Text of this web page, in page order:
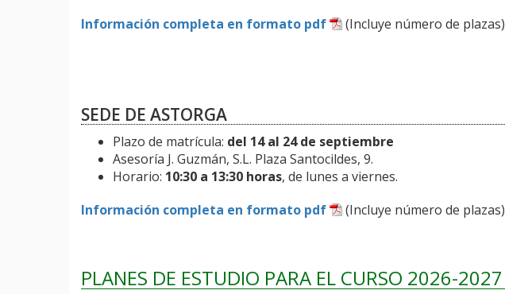
Información completa en formato pdf
(Incluye número de plazas)
SEDE DE ASTORGA
Plazo de matrícula: del 14 al 24 de septiembre
Asesoría J. Guzmán, S.L. Plaza Santocildes, 9.
Horario: 10:30 a 13:30 horas, de lunes a viernes.
Información completa en formato pdf
(Incluye número de plazas)
PLANES DE ESTUDIO PARA EL CURSO 2026-2027